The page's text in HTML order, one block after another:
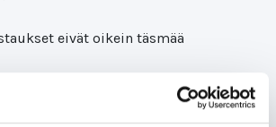
eivät oikein täsmää